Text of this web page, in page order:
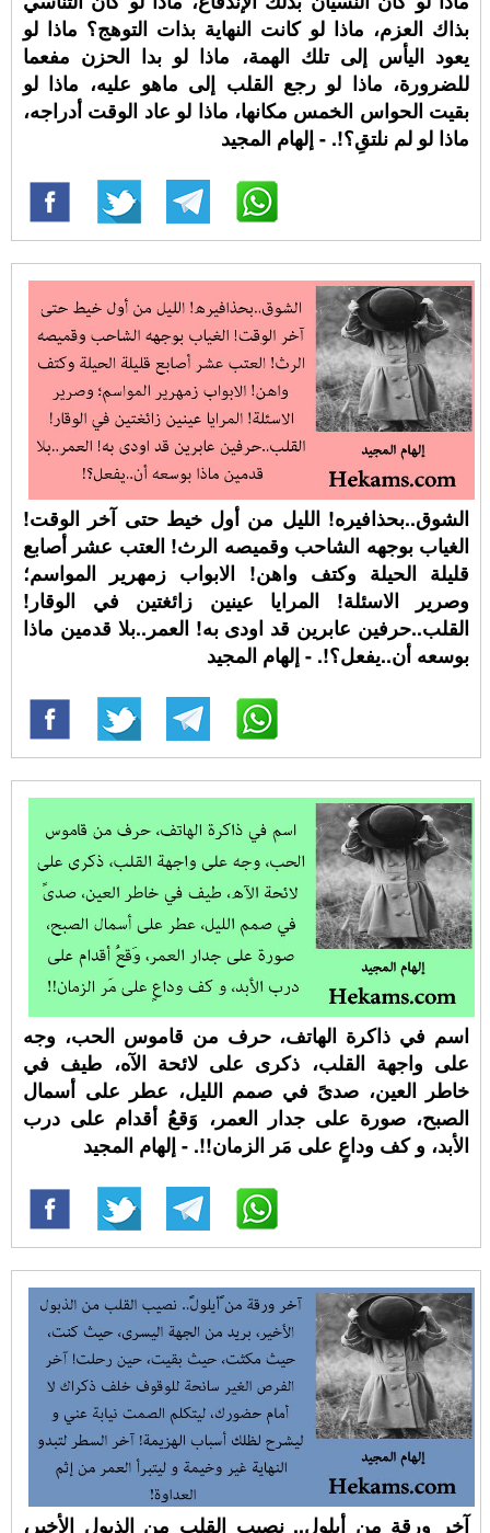
بذاك العزم، ماذا لو كانت النهاية بذات التوهج؟ ماذا لو
يعود اليأس إلى تلك الهمة، ماذا لو بدا الحزن مفعما
للضرورة، ماذا لو رجع القلب إلى ماهو عليه، ماذا لو
بقيت الحواس الخمس مكانها، ماذا لو عاد الوقت أدراجه،
ماذا لو لم نلتقِ؟!. - إلهام المجيد
الشوق..بحذافيره! الليل من أول خيط حتى آخر الوقت!
الغياب بوجهه الشاحب وقميصه الرث! العتب عشر أصابع
قليلة الحيلة وكتف واهن! الابواب زمهرير المواسم؛
وصرير الاسئلة! المرايا عينين زائغتين في الوقار!
القلب..حرفين عابرين قد اودى به! العمر..بلا قدمين ماذا
بوسعه أن..يفعل؟!. - إلهام المجيد
اسم في ذاكرة الهاتف، حرف من قاموس الحب، وجه
على واجهة القلب، ذكرى على لائحة الآه، طيف في
خاطر العين، صدىً في صمم الليل، عطر على أسمال
الصبح، صورة على جدار العمر، وَقعُ أقدام على درب
الأبد، و كف وداعٍ على مَر الزمان!!. - إلهام المجيد
آخر ورقة من ⁧‫أيلول‬⁩.. نصيب القلب من الذبول الأخير،